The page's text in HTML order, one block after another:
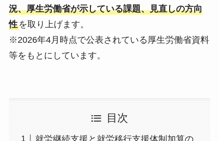
況、厚生労働省が示している課題、見直しの方向
性を取り上げます。
※2026年4月時点で公表されている厚生労働省資料
等をもとにしています。
目次
就労継続支援と就労移行支援体制加算の